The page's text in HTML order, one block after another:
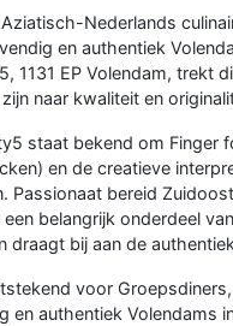
Nederlands
en authentiek
1131 EP Volendam, trekt
naar kwaliteit en
staat bekend om Finger
en de creatieve
Passionaat bereid
belangrijk onderdeel
draagt bij aan de
voor
en authentiek Volendams